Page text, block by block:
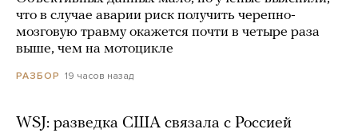
что в случае аварии риск получить черепно-
мозговую травму окажется почти в четыре раза
выше, чем на мотоцикле
РАЗБОР 19 часов назад
WSJ: разведка США связала с Россией